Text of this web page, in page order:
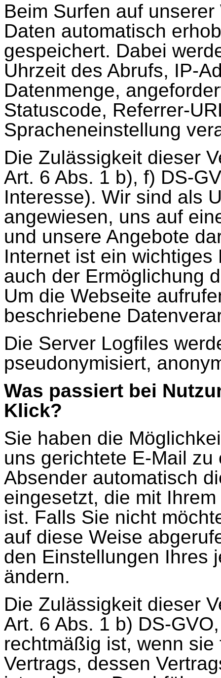
Beim Surfen auf
Daten automatisch
gespeichert. Dabei
Uhrzeit des Abrufs, IP-
Datenmenge,
Statuscode, Referrer-
Spracheneinstellung
Die Zulässigkeit dieser
Art. 6 Abs. 1 b), f) DS-
Interesse). Wir sind als
angewiesen, uns auf
und unsere Angebote
Internet ist ein
auch der Ermöglichung
Um die Webseite
beschriebene
Die Server Logfiles
pseudonymisiert,
Was passiert bei
Klick?
Sie haben die
uns gerichtete E-Mail
Absender automatisch
eingesetzt, die mit
ist. Falls Sie nicht
auf diese Weise
den Einstellungen Ihres
ändern.
Die Zulässigkeit dieser
Art. 6 Abs. 1 b) DS-
rechtmäßig ist, wenn
Vertrags, dessen